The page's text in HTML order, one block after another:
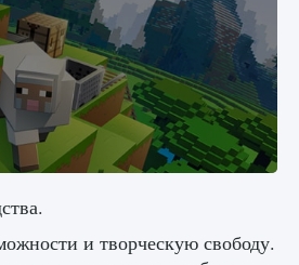
и творческую свободу.